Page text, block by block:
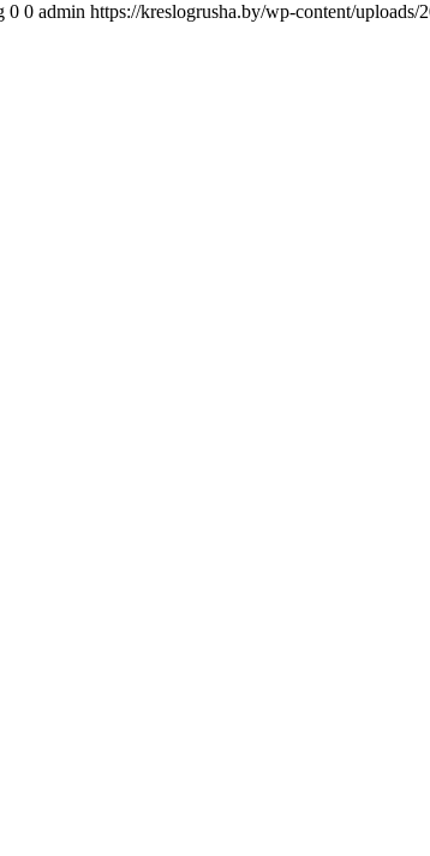
0 0 admin https://kreslogrusha.by/wp-content/